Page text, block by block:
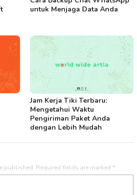
untuk Menjaga Data Anda
Jam Kerja Tiki Terbaru:
Mengetahui Waktu
Pengiriman Paket Anda
dengan Lebih Mudah
published. Required fields are marked *